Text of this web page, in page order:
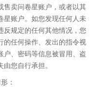
售卖问卷星账户，或者以其
星账户。如您发现任何人未
反规定的任何其他情况，您
的任何操作、发出的指令视
户、密码等信息被冒用、盗
您自行承担。
：